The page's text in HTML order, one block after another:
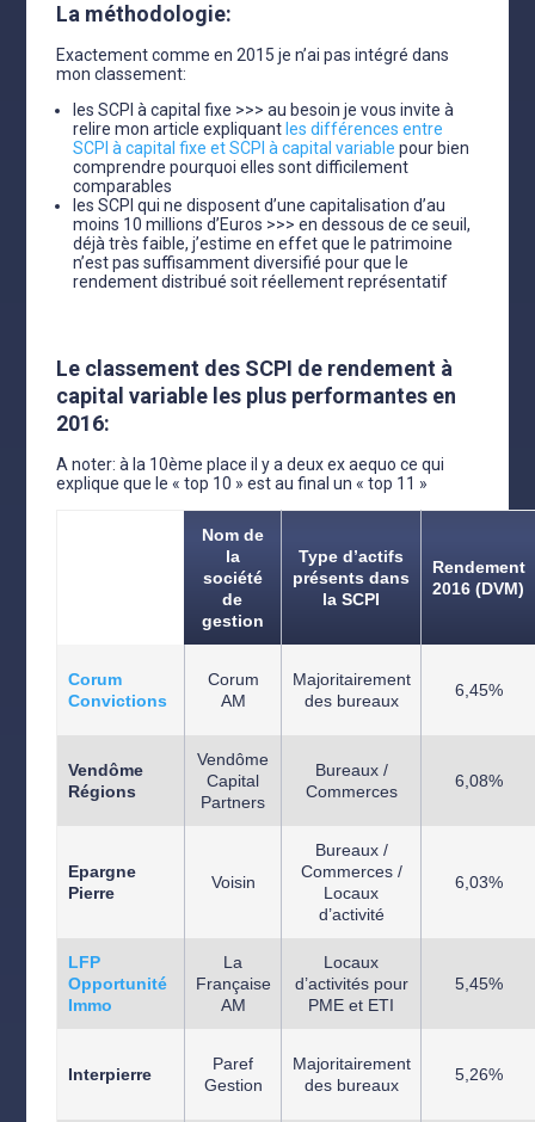
La méthodologie:
Exactement comme en 2015 je n’ai pas intégré dans
mon classement:
les SCPI à capital fixe >>> au besoin je vous invite à
relire mon article expliquant les différences entre
SCPI à capital fixe et SCPI à capital variable pour bien
comprendre pourquoi elles sont difficilement
comparables
les SCPI qui ne disposent d’une capitalisation d’au
moins 10 millions d’Euros >>> en dessous de ce seuil,
déjà très faible, j’estime en effet que le patrimoine
n’est pas suffisamment diversifié pour que le
rendement distribué soit réellement représentatif
Le classement des SCPI de rendement à
capital variable les plus performantes en
2016:
A noter: à la 10ème place il y a deux ex aequo ce qui
explique que le « top 10 » est au final un « top 11 »
Nom de
la
société
de
gestion
Type d’actifs
présents dans
la SCPI
Rendement
2016 (DVM)
Corum
Convictions
Corum
AM
Majoritairement
des bureaux
6,45%
Vendôme
Régions
Vendôme
Capital
Partners
Bureaux /
Commerces
6,08%
Epargne
Pierre
Voisin
Bureaux /
Commerces /
Locaux
d’activité
6,03%
LFP
Opportunité
Immo
La
Française
AM
Locaux
d’activités pour
PME et ETI
5,45%
Interpierre
Paref
Gestion
Majoritairement
des bureaux
5,26%